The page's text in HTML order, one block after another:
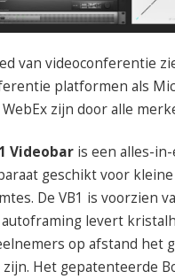
050 – 54 91
Route
van videoconferentie
platformen als
WebEx zijn door alle
Videobar is een alles-in-
geschikt voor
De VB1 is voorzien
levert
op afstand het
Het gepatenteerde